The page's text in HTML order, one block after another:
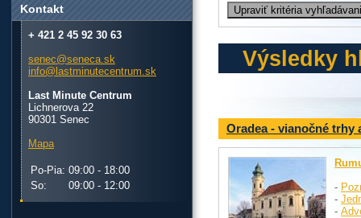
Výsledky
Oradea - vianočné trhy
-
-
-
Kontakt
+ 421 2 45 92 30 63
senec@seneca.sk
info@lastminutecentrum.sk
Last Minute Centrum
Lichnerova 22
90301 Senec
Mapa
Po-Pia: 09:00 - 18:00
So:
09:00 - 12:00